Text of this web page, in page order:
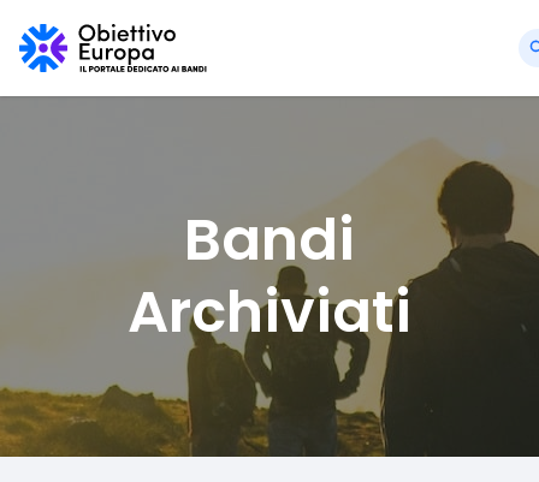
Bandi
Archiviati